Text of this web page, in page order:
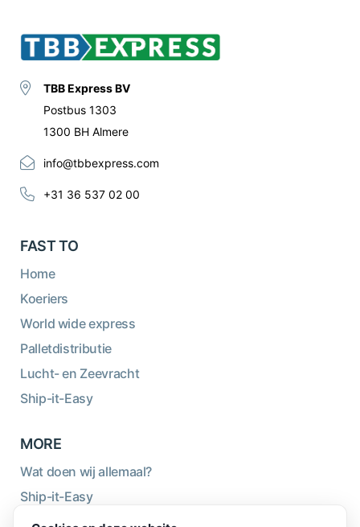
TBB Express BV
Postbus 1303
1300 BH Almere
info@tbbexpress.com
+31 36 537 02 00
FAST TO
Home
Koeriers
World wide express
Palletdistributie
Lucht- en Zeevracht
Ship-it-Easy
MORE
Wat doen wij allemaal?
Ship-it-Easy
Duurzaamheid